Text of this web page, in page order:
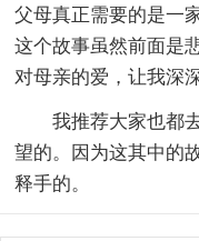
父母真正需要的是一
这个故事虽然前面是
对母亲的爱，让我深
我推荐大家也都
望的。因为这其中的
释手的。